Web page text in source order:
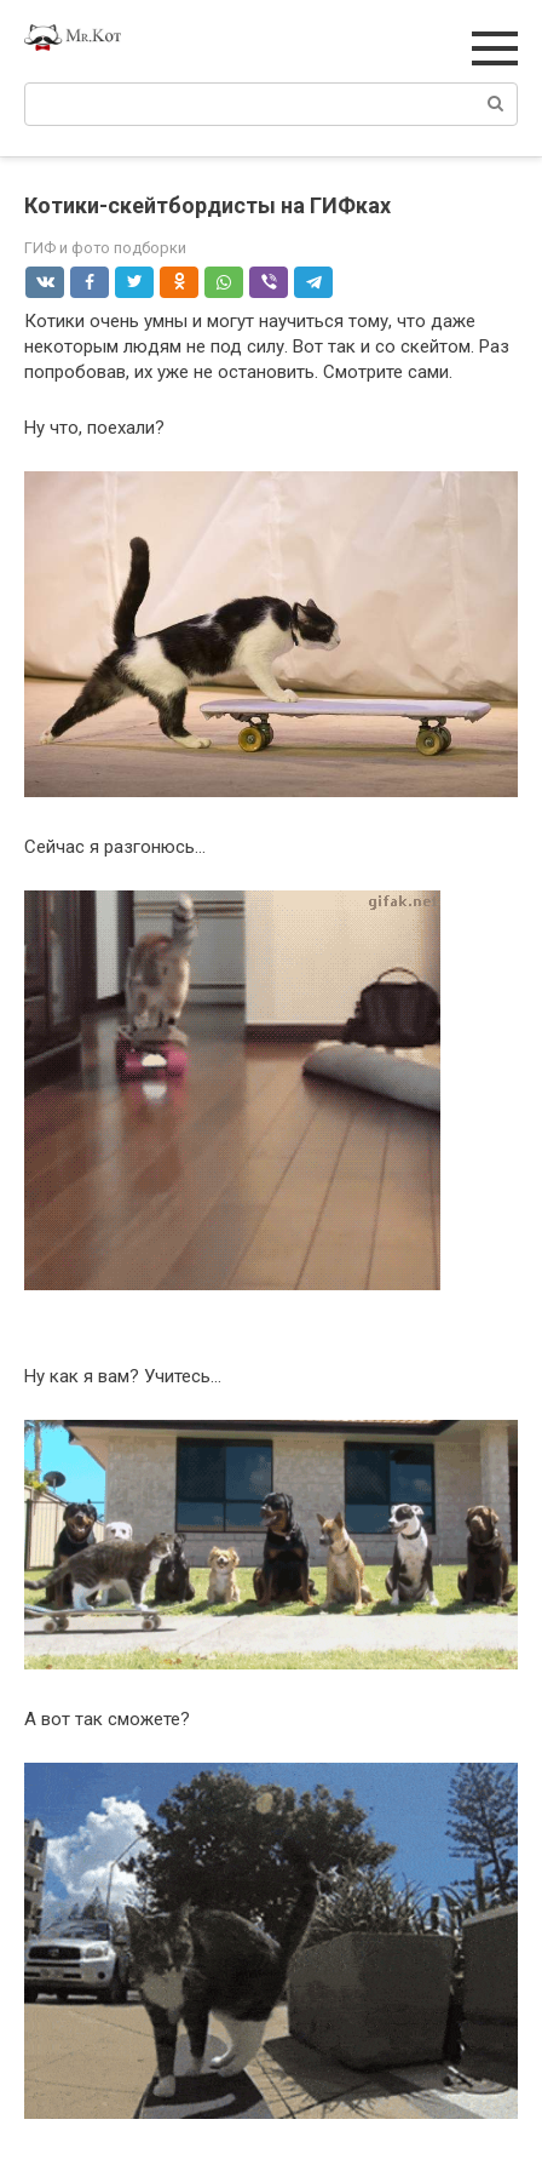
Поиск:
Котики-скейтбордисты на ГИФках
ГИФ и фото подборки
Котики очень умны и могут научиться тому, что даже
некоторым людям не под силу. Вот так и со скейтом. Раз
попробовав, их уже не остановить. Смотрите сами.
Ну что, поехали?
Сейчас я разгонюсь…
Ну как я вам? Учитесь…
А вот так сможете?